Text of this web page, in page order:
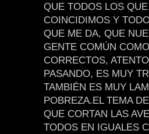
QUE TODOS LOS
COINCIDIMOS Y
QUE ME DA, QUE
GENTE COMÚN
CORRECTOS,
PASANDO, ES MUY
TAMBIÉN ES MUY
POBREZA.EL TEMA
QUE CORTAN LAS
TODOS EN IGUALES